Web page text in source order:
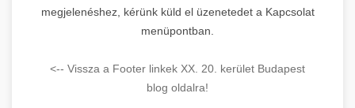
megjelenéshez, kérünk küld el üzenetedet a Kapcsolat
menüpontban.
<-- Vissza a Footer linkek XX. 20. kerület Budapest
blog oldalra!